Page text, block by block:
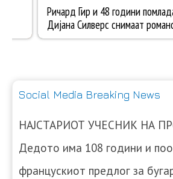
Social Media Breaking News
НАЈСТАРИОТ УЧЕСНИК НА
Дедото има 108 години и
францускиот предлог за